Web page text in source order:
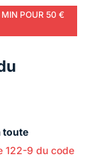
POUR 50 €
toute
122-9 du code